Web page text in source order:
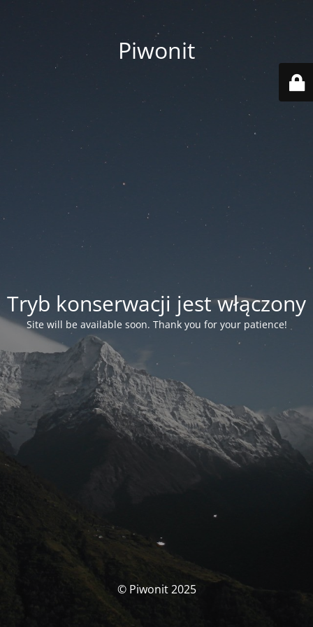
Piwonit
Tryb konserwacji jest włączony
Site will be available soon. Thank you for your patience!
© Piwonit 2025